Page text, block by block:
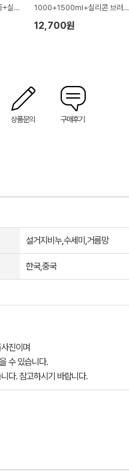
실리
형
1000+1500ml+실리콘 브러시
설거지 수세미 일체형 고무장갑
1P 세트
12,700원
상품문의 구매후기
설거지비누,수세미,거름망
한국,중국
진이며
수 있습니다.
다. 참고하시기 바랍니다.